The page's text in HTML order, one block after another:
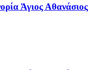
Άγιος Αθανάσιος